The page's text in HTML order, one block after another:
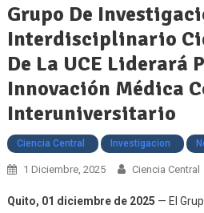
Grupo De
Interdisciplinario
De La UCE Liderará
Innovación Médica
Interuniversitario
Ciencia Central Investigacion
1 Diciembre, 2025 Ciencia Central
Quito, 01 diciembre de 2025 — El